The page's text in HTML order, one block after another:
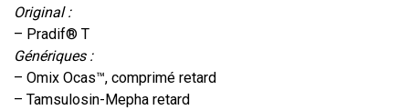
Original :
– Pradif® T
Génériques :
– Omix Ocas™, comprimé retard
– Tamsulosin-Mepha retard